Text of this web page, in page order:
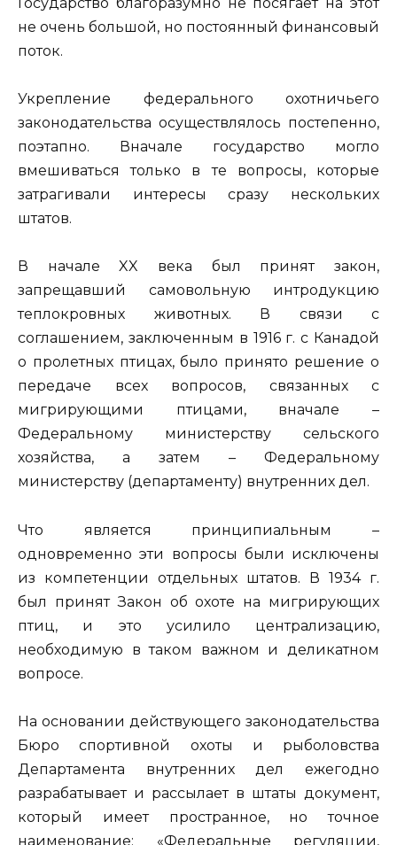
не очень большой, но постоянный финансовый
поток.
Укрепление федерального охотничьего
законодательства осуществлялось постепенно,
поэтапно. Вначале государство могло
вмешиваться только в те вопросы, которые
затрагивали интересы сразу нескольких
штатов.
В начале XX века был принят закон,
запрещавший самовольную интродукцию
теплокровных животных. В связи с
соглашением, заключенным в 1916 г. с Канадой
о пролетных птицах, было принято решение о
передаче всех вопросов, связанных с
мигрирующими птицами, вначале –
Федеральному министерству сельского
хозяйства, а затем – Федеральному
министерству (департаменту) внутренних дел.
Что является принципиальным –
одновременно эти вопросы были исключены
из компетенции отдельных штатов. В 1934 г.
был принят Закон об охоте на мигрирующих
птиц, и это усилило централизацию,
необходимую в таком важном и деликатном
вопросе.
На основании действующего законодательства
Бюро спортивной охоты и рыболовства
Департамента внутренних дел ежегодно
разрабатывает и рассылает в штаты документ,
который имеет пространное, но точное
наименование: «Федеральные регуляции,